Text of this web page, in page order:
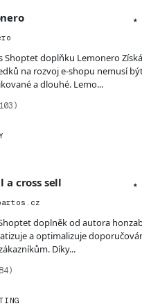
★
doplňku Lemonero Získání finančních
na rozvoj e-shopu nemusí
a dlouhé. Lemo...
a cross sell
★
doplněk od autora
a optimalizuje
Díky...